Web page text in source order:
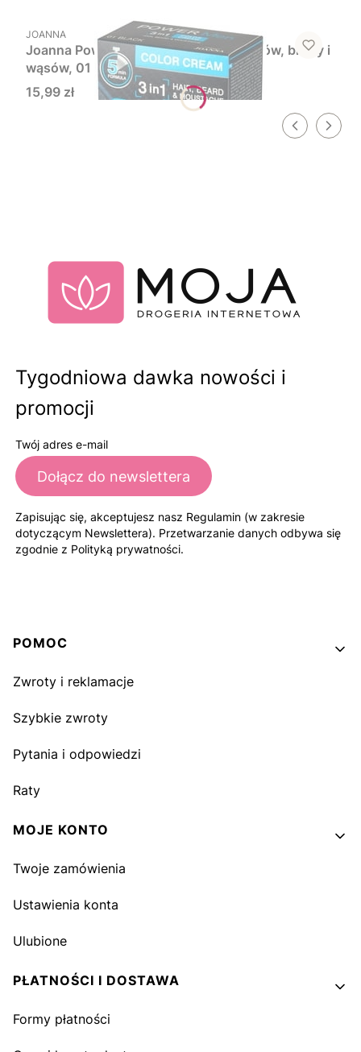
PRODUCENT
JOANNA
Joanna Power Men 3w1, farba do włosów, brody i
wąsów, 01 black, 1 szt.
Cena
15,99 zł
Tygodniowa dawka nowości i
promocji
Twój adres e-mail
Dołącz do newslettera
Zapisując się, akceptujesz nasz Regulamin (w zakresie
dotyczącym Newslettera). Przetwarzanie danych odbywa się
zgodnie z Polityką prywatności.
Linki w stopce
POMOC
Zwroty i reklamacje
Szybkie zwroty
Pytania i odpowiedzi
Raty
MOJE KONTO
Twoje zamówienia
Ustawienia konta
Ulubione
PŁATNOŚCI I DOSTAWA
Formy płatności